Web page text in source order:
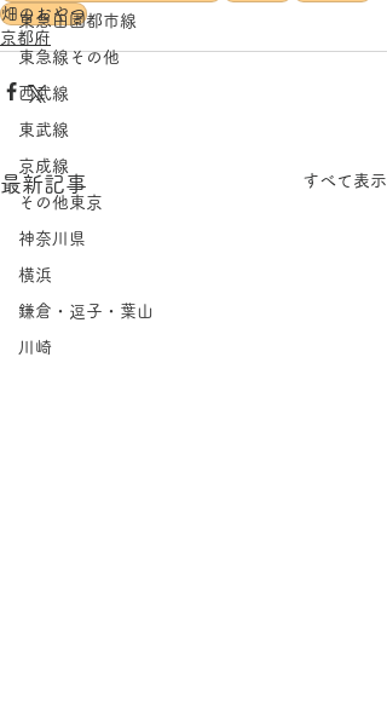
東急田園都市線
東急線その他
西武線
東武線
京成線
その他東京
神奈川県
横浜
鎌倉・逗子・葉山
川崎
畑のおやつ
京都府
最新記事 すべて表示